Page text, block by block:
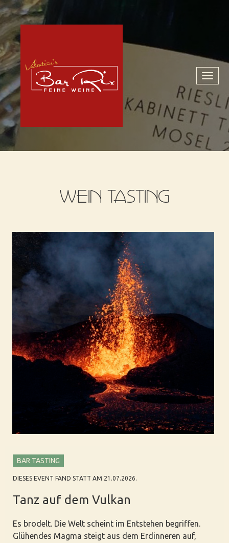
Toggle
WEIN TASTING
BAR TASTING
DIESES EVENT FAND STATT AM 21.07.2026.
Tanz auf dem Vulkan
Es brodelt. Die Welt scheint im Entstehen begriffen.
Glühendes Magma steigt aus dem Erdinneren auf,